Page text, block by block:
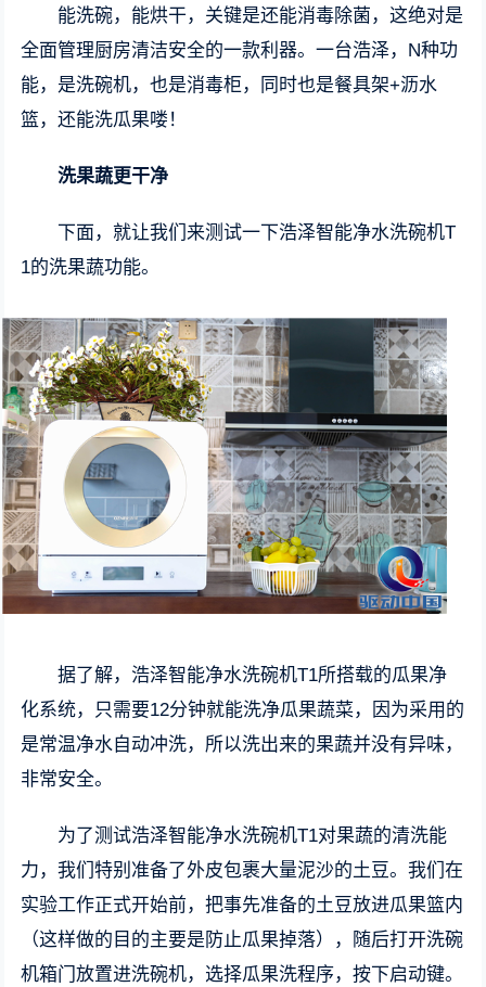
能洗碗，能烘干，关键是还能消毒除菌，这绝对是
全面管理厨房清洁安全的一款利器。一台浩泽，N种功
能，是洗碗机，也是消毒柜，同时也是餐具架+沥水
篮，还能洗瓜果喽！
洗果蔬更干净
下面，就让我们来测试一下浩泽智能净水洗碗机T
1的洗果蔬功能。
据了解，浩泽智能净水洗碗机T1所搭载的瓜果净
化系统，只需要12分钟就能洗净瓜果蔬菜，因为采用的
是常温净水自动冲洗，所以洗出来的果蔬并没有异味，
非常安全。
为了测试浩泽智能净水洗碗机T1对果蔬的清洗能
力，我们特别准备了外皮包裹大量泥沙的土豆。我们在
实验工作正式开始前，把事先准备的土豆放进瓜果篮内
（这样做的目的主要是防止瓜果掉落），随后打开洗碗
机箱门放置进洗碗机，选择瓜果洗程序，按下启动键。